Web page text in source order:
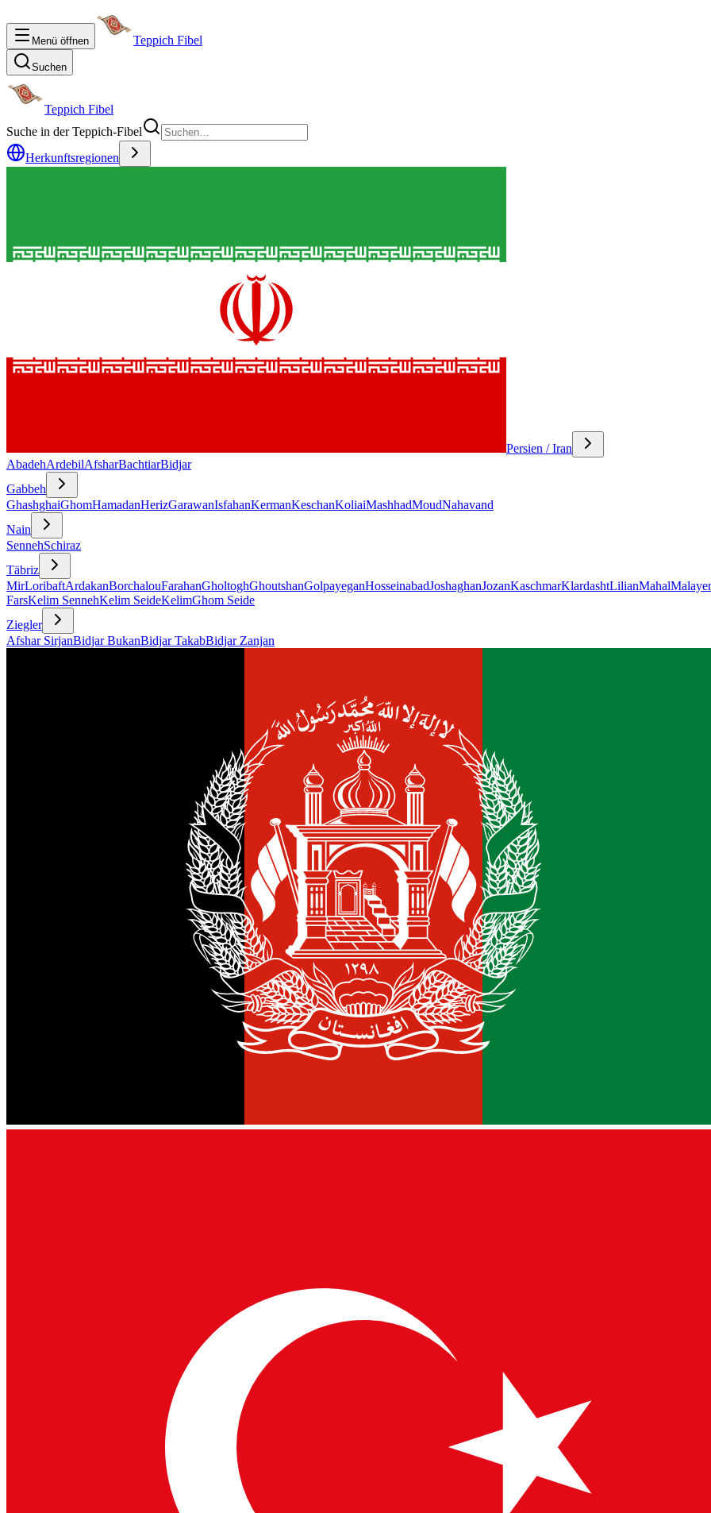
Menü öffnen Teppich Fibel
Suchen
Teppich Fibel
Suche in der Teppich-Fibel
Herkunftsregionen
Persien / Iran
AbadehArdebilAfsharBachtiarBidjar
Gabbeh
GhashghaiGhomHamadanHerizGarawanIsfahanKermanKeschanKoliaiMashhadMoudNahavand
Nain
SennehSchiraz
Täbriz
MirLoribaftArdakanBorchalouFarahanGholtoghGhoutshanGolpayeganHosseinabadJoshaghanJozanKaschmarKlardashtLilianMahalMalayer
FarsKelim SennehKelim SeideKelimGhom Seide
Ziegler
Afshar SirjanBidjar BukanBidjar TakabBidjar Zanjan